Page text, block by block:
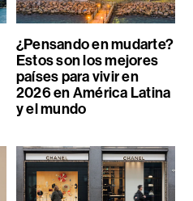
¿Pensando en mudarte?
Estos son los mejores
países para vivir en
2026 en América Latina
y el mundo